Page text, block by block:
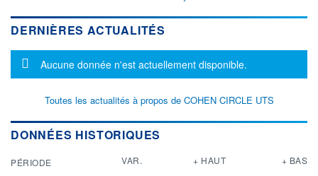
DERNIÈRES ACTUALITÉS
Message d'information
Aucune donnée n'est actuellement disponible.
Toutes les actualités à propos de COHEN CIRCLE UTS
DONNÉES HISTORIQUES
PÉRIODE VAR. + HAUT + BAS